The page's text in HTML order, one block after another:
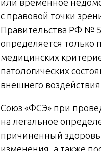
с правовой точки
Правительства РФ №
определяется только
медицинских
патологических
внешнего воздействия.
Союз «ФСЭ» при
на легальное
причиненный
изменения, а также